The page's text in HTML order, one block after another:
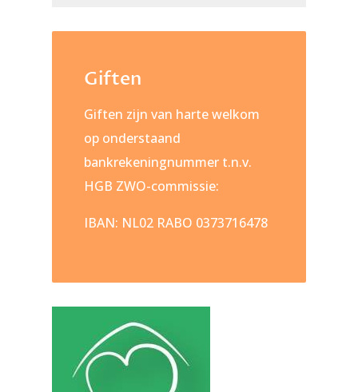
Giften
Giften zijn van harte welkom
op onderstaand
bankrekeningnummer t.n.v.
HGB ZWO-commissie:
IBAN: NL02 RABO 0373716478